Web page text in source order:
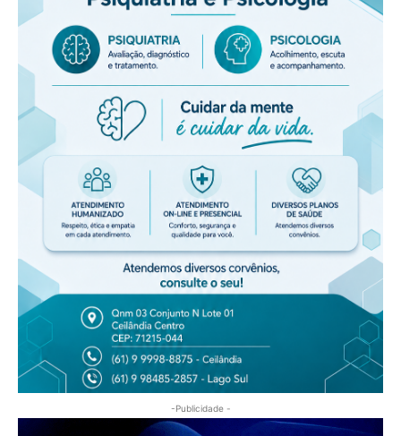
-Publicidade -